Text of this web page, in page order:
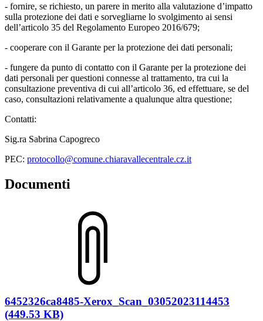
- fornire, se richiesto, un parere in merito alla valutazione d’impatto
sulla protezione dei dati e sorvegliarne lo svolgimento ai sensi
dell’articolo 35 del Regolamento Europeo 2016/679;
- cooperare con il Garante per la protezione dei dati personali;
- fungere da punto di contatto con il Garante per la protezione dei
dati personali per questioni connesse al trattamento, tra cui la
consultazione preventiva di cui all’articolo 36, ed effettuare, se del
caso, consultazioni relativamente a qualunque altra questione;
Contatti:
Sig.ra Sabrina Capogreco
PEC: protocollo@comune.chiaravallecentrale.cz.it
Documenti
6452326ca8485-Xerox_Scan_03052023114453
(449.53 KB)